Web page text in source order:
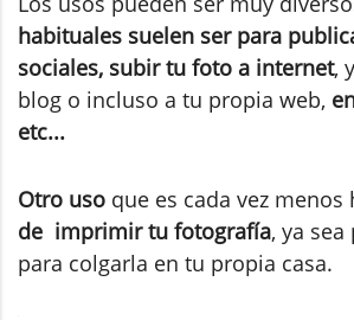
habituales suelen ser para
sociales, subir tu foto a internet,
blog o incluso a tu propia web,
etc...
Otro uso que es cada vez menos
de imprimir tu fotografía, ya
para colgarla en tu propia casa.